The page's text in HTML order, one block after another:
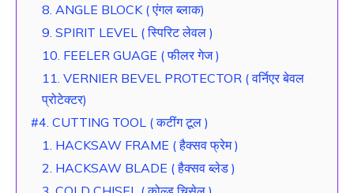
8. ANGLE BLOCK ( एंगल ब्लाक)
9. SPIRIT LEVEL ( स्पिरिट लेवल )
10. FEELER GUAGE ( फीलर गेज )
11. VERNIER BEVEL PROTECTOR ( वर्निएर बेवल
प्रोटेक्टर)
#4. CUTTING TOOL ( कटींग टूल )
1. HACKSAW FRAME ( हैक्सव फ्रेम )
2. HACKSAW BLADE ( हैक्सव ब्लेड )